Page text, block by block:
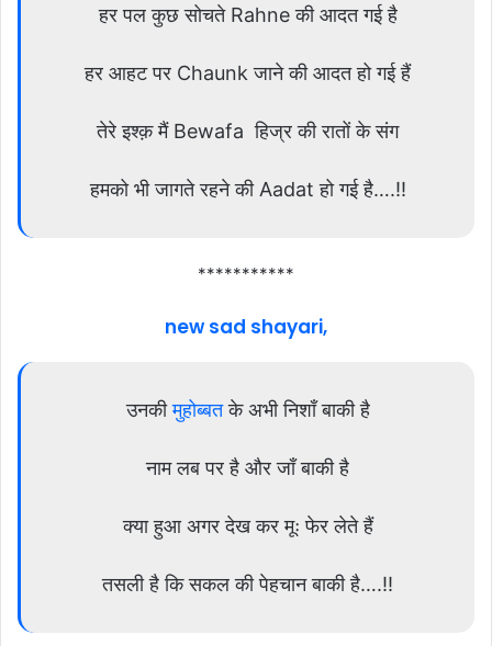
हर पल कुछ सोचते Rahne की आदत गई है
हर आहट पर Chaunk जाने की आदत हो गई हैं
तेरे इश्क़ मैं Bewafa हिज्र की रातों के संग
हमको भी जागते रहने की Aadat हो गई है….!!
***********
new sad shayari,
उनकीमुहोब्बतके अभी निशाँ बाकी है
नाम लब पर है और जाँ बाकी है
क्या हुआ अगर देख कर मूः फेर लेते हैं
तसली है कि सकल की पेहचान बाकी है….!!